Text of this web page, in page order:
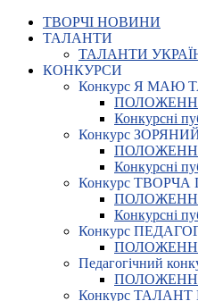
ТВОРЧІ НОВИНИ
ТАЛАНТИ
ТАЛАНТИ
КОНКУРСИ
Конкурс Я МАЮ
ПОЛОЖЕННЯ
Конкурсні
Конкурс
ПОЛОЖЕННЯ
Конкурсні
Конкурс
ПОЛОЖЕННЯ
Конкурсні
Конкурс
ПОЛОЖЕННЯ
Педагогічний
ПОЛОЖЕННЯ
Конкурс